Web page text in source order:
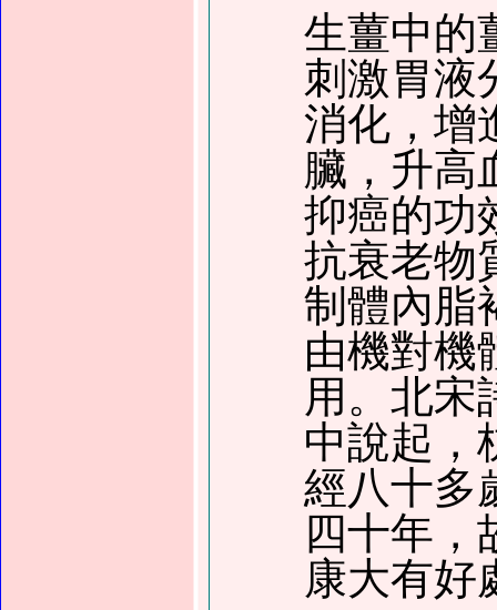
生薑中的
刺激胃液
消化，增
臟，升高
抑癌的功
抗衰老物
制體內脂
由機對機
用。北宋
中說起，
經八十多
四十年，
康大有好